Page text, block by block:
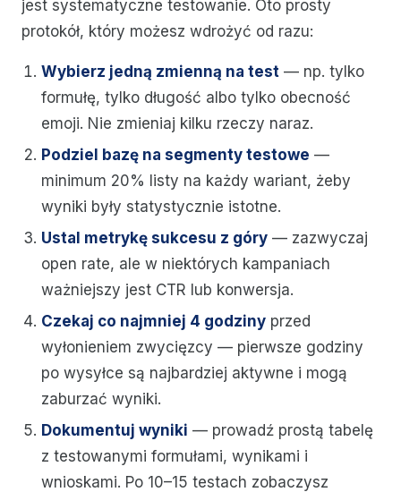
jest systematyczne testowanie. Oto prosty
protokół, który możesz wdrożyć od razu:
Wybierz jedną zmienną na test — np. tylko
formułę, tylko długość albo tylko obecność
emoji. Nie zmieniaj kilku rzeczy naraz.
Podziel bazę na segmenty testowe —
minimum 20% listy na każdy wariant, żeby
wyniki były statystycznie istotne.
Ustal metrykę sukcesu z góry — zazwyczaj
open rate, ale w niektórych kampaniach
ważniejszy jest CTR lub konwersja.
Czekaj co najmniej 4 godziny przed
wyłonieniem zwycięzcy — pierwsze godziny
po wysyłce są najbardziej aktywne i mogą
zaburzać wyniki.
Dokumentuj wyniki — prowadź prostą tabelę
z testowanymi formułami, wynikami i
wnioskami. Po 10–15 testach zobaczysz